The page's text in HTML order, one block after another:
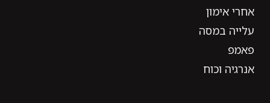
אחרי אימון
עלייה במסה
פאמפ
אנרגיה וכוח